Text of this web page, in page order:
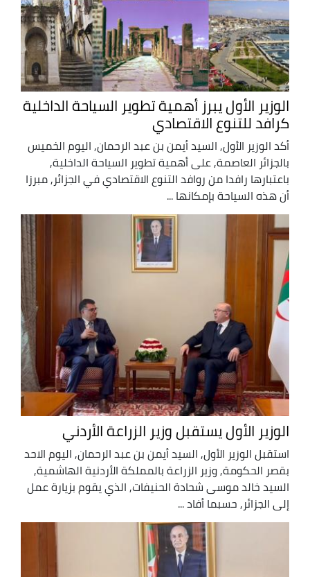
الوزير الأول يبرز أهمية تطوير السياحة الداخلية
كرافد للتنوع الاقتصادي
أكد الوزير الأول, السيد أيمن بن عبد الرحمان, اليوم الخميس
بالجزائر العاصمة, على أهمية تطوير السياحة الداخلية,
باعتبارها رافدا من روافد التنوع الاقتصادي في الجزائر, مبرزا
أن هذه السياحة بإمكانها ...
الوزير الأول يستقبل وزير الزراعة الأردني
استقبل الوزير الأول, السيد أيمن بن عبد الرحمان, اليوم الاحد
بقصر الحكومة, وزير الزراعة بالمملكة الأردنية الهاشمية,
السيد خالد موسى شحادة الحنيفات, الذي يقوم بزيارة عمل
إلى الجزائر, حسبما أفاد ...